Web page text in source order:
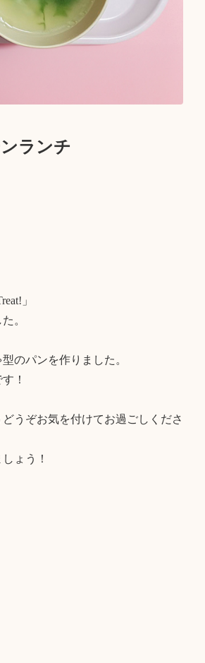
ランチ
」
。
のパンを作りました。
！
うぞお気を付けてお過ごしくださ
ょう！